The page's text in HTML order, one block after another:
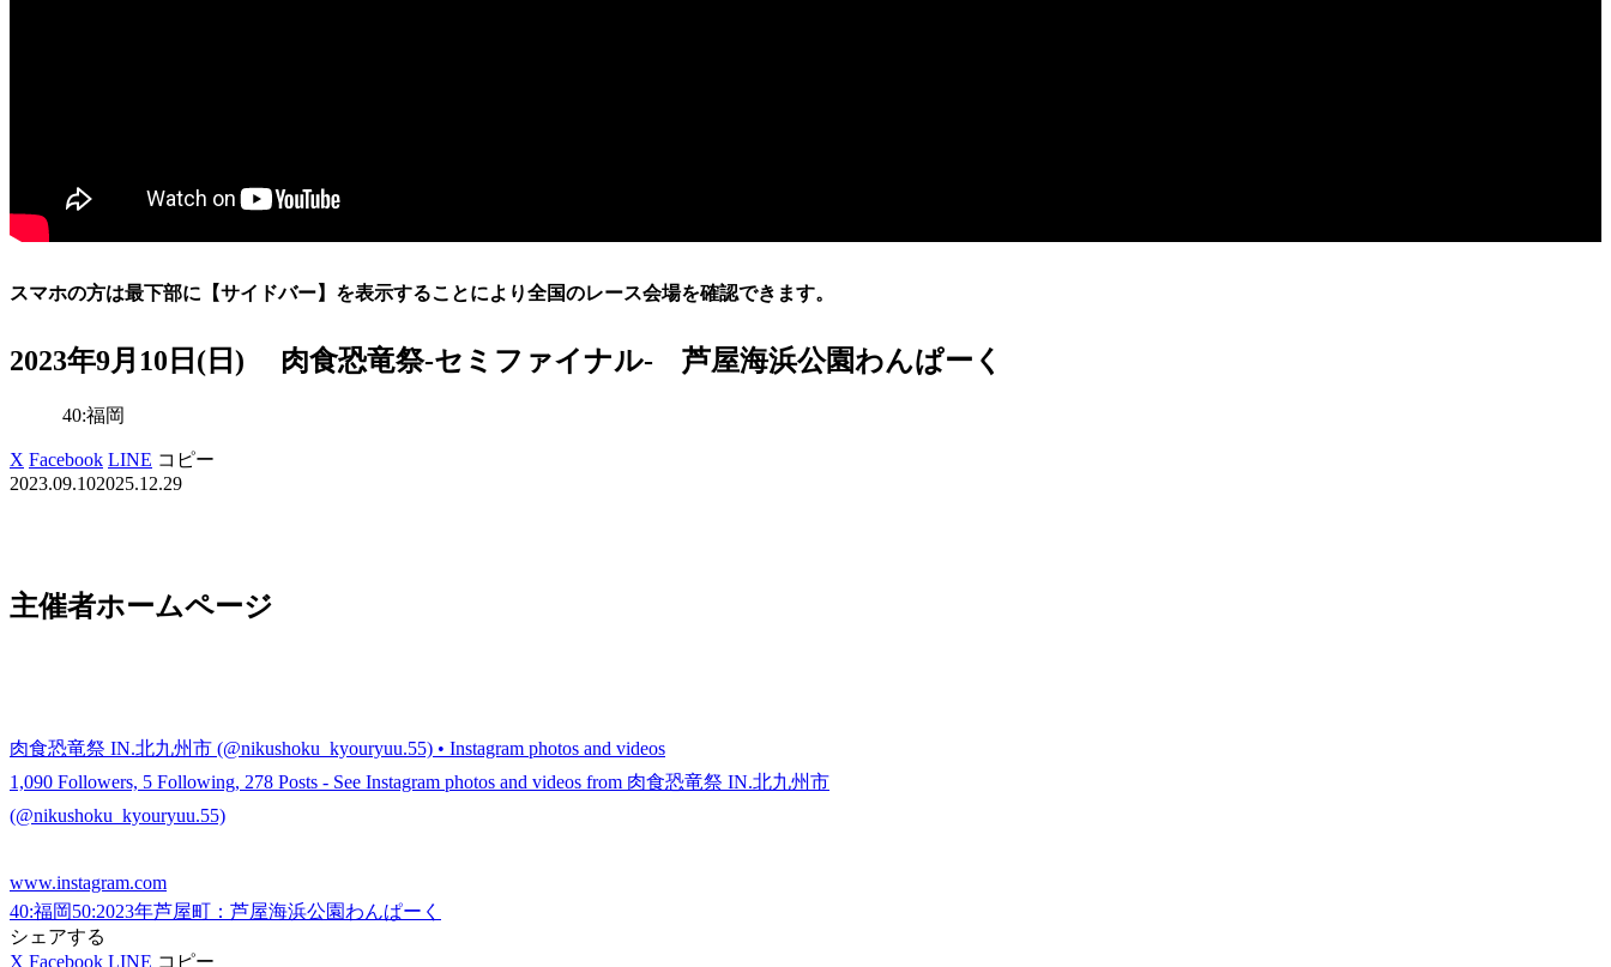
スマホの方は最下部に【サイドバー】を表示することにより全国のレース会場を確認できます。
2023年9月10日(日) 肉食恐竜祭-セミファイナル- 芦屋海浜公園わんぱーく
40:福岡
X Facebook LINE コピー
2023.09.102025.12.29
主催者ホームページ
肉食恐竜祭 IN.北九州市 (@nikushoku_kyouryuu.55) • Instagram photos and videos
1,090 Followers, 5 Following, 278 Posts - See Instagram photos and videos from 肉食恐竜祭 IN.北九州市
(@nikushoku_kyouryuu.55)
www.instagram.com
40:福岡50:2023年芦屋町：芦屋海浜公園わんぱーく
シェアする
X Facebook LINE コピー